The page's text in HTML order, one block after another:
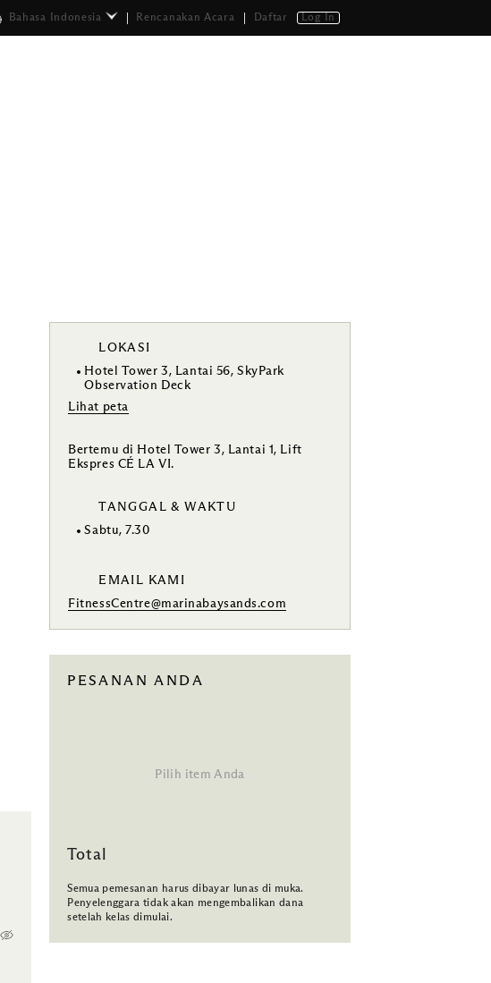
Bahasa Indonesia Rencanakan Acara Daftar Log In
LOKASI
Hotel Tower 3, Lantai 56, SkyPark
Observation Deck
Lihat peta
Bertemu di Hotel Tower 3, Lantai 1, Lift
Ekspres CÉ LA VI.
TANGGAL & WAKTU
Sabtu, 7.30
EMAIL KAMI
FitnessCentre@marinabaysands.com
PESANAN ANDA
Pilih item Anda
Total
Semua pemesanan harus dibayar lunas di muka.
Penyelenggara tidak akan mengembalikan dana
setelah kelas dimulai.